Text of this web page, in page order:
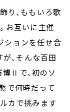
り、ももいろ歌
お互いに主催
ションを任せ合
、そんな百田
Ⅱで、初のソ
で何時だって
カで挑みます